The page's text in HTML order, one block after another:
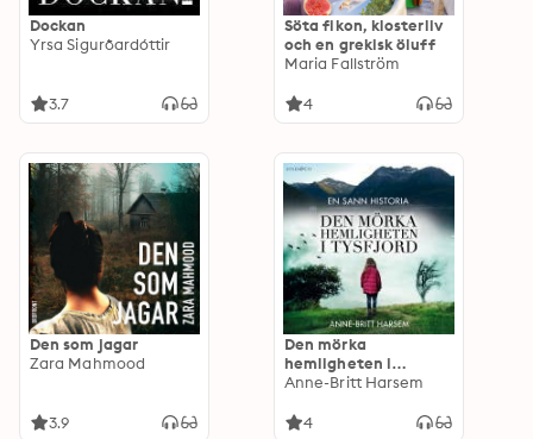
Dockan
Yrsa Sigurðardóttir
3.7
Söta fikon, klosterliv
och en grekisk öluff
Maria Fallström
4
Den som jagar
Zara Mahmood
3.9
Den mörka
hemligheten i
Tysfjord
Anne-Britt Harsem
4